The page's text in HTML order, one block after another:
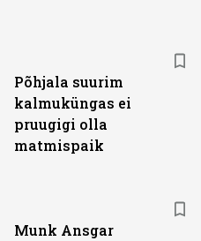
Põhjala suurim
kalmuküngas ei
pruugigi olla
matmispaik
Munk Ansgar